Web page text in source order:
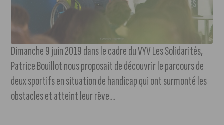
Dimanche 9 juin 2019 dans le cadre du VYV Les Solidarités,
Patrice Bouillot nous proposait de découvrir le parcours de
deux sportifs en situation de handicap qui ont surmonté les
obstacles et atteint leur rêve....